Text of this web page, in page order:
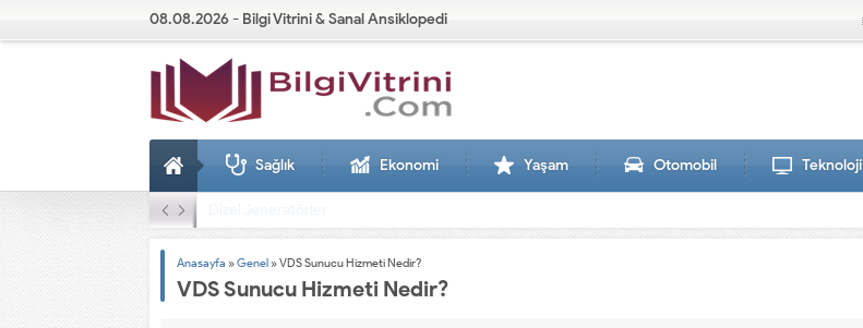
08.08.2026 - Bilgi Vitrini & Sanal Ansiklopedi
Sağlık Ekonomi Yaşam Otomobil Teknoloji
Anasayfa »Genel »VDS Sunucu Hizmeti Nedir?
VDS Sunucu Hizmeti Nedir?